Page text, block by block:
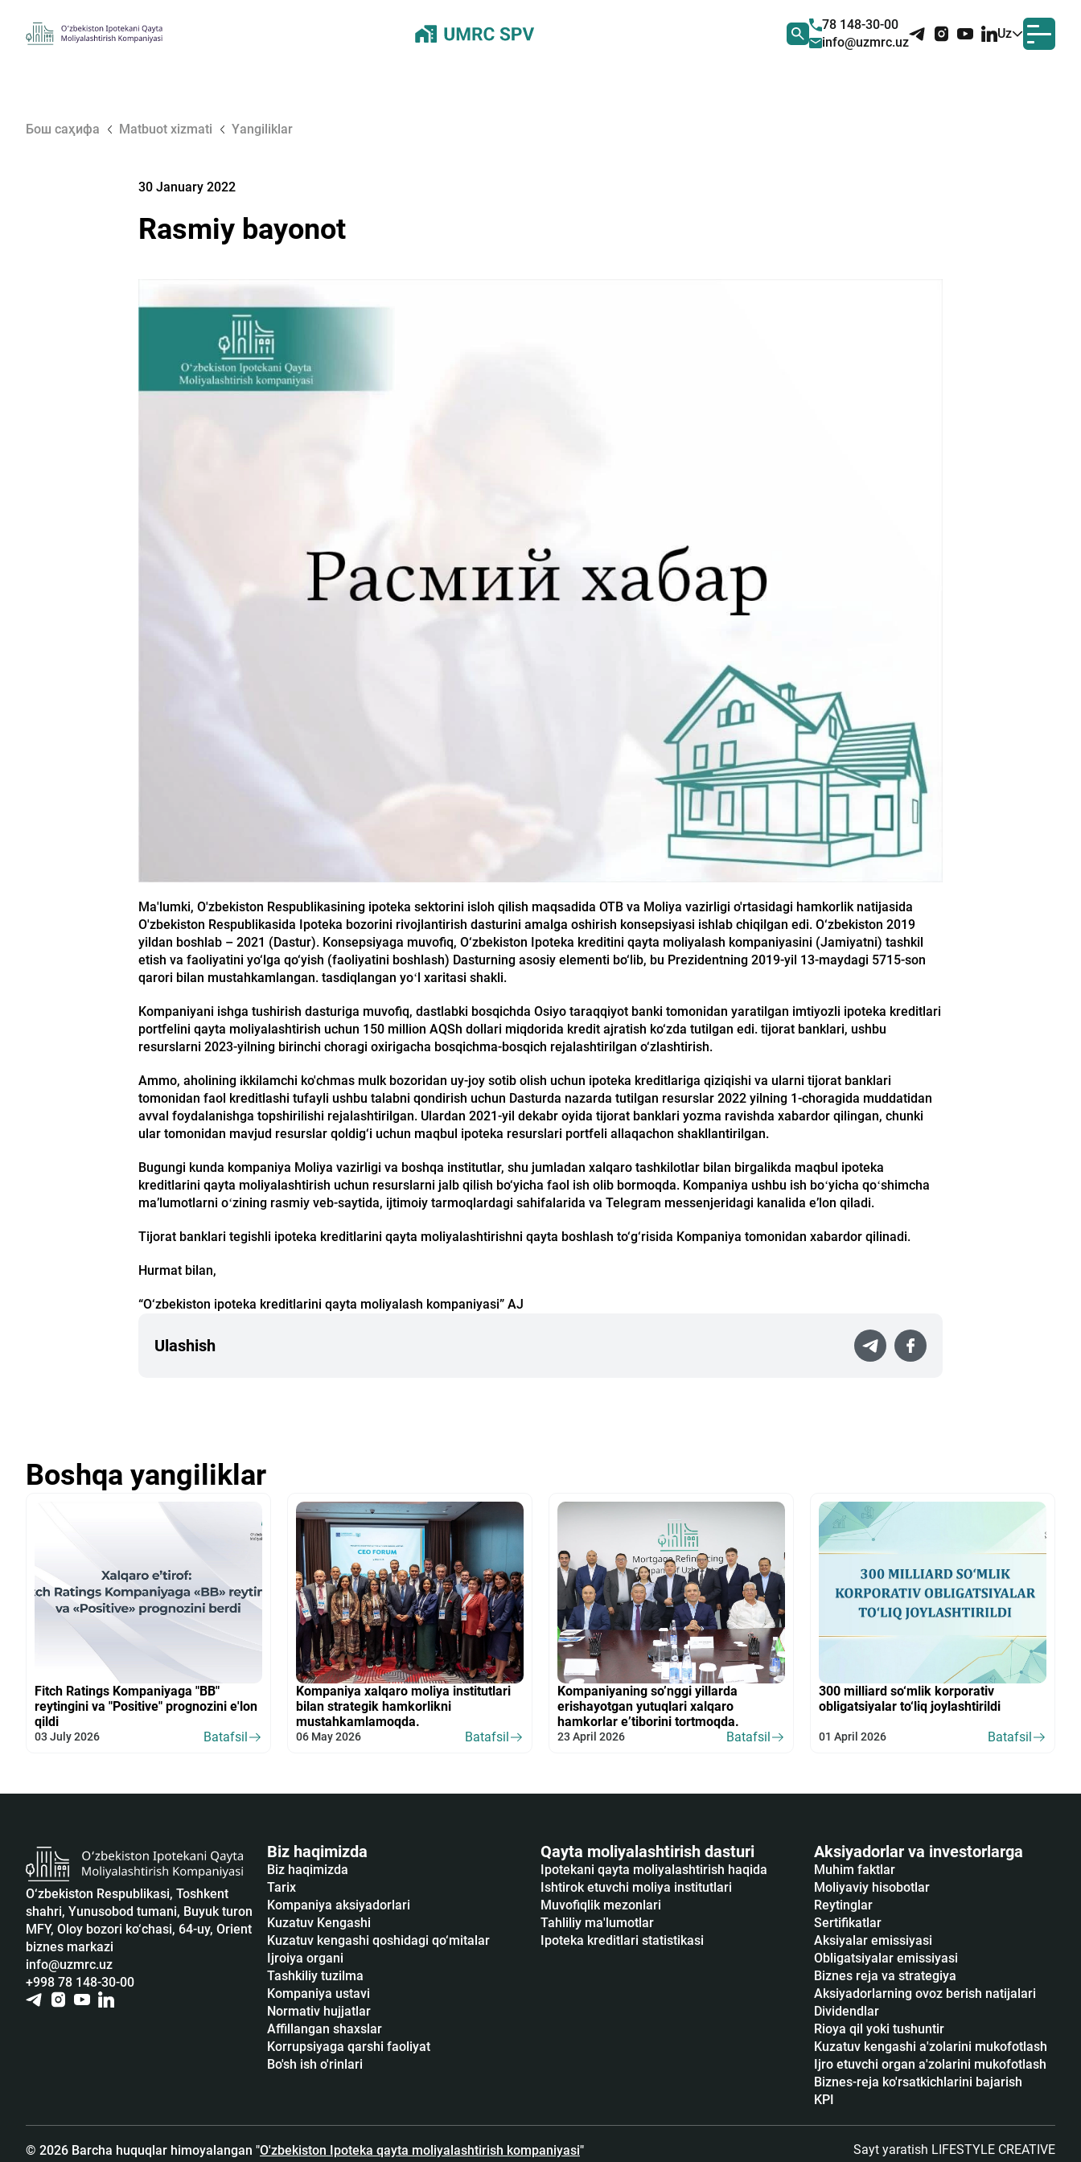
78 148-30-00
info@uzmrc.uz
Uz
Бош саҳифа Matbuot xizmati Yangiliklar
30 January 2022
Rasmiy bayonot
Ma'lumki, O'zbekiston Respublikasining ipoteka sektorini isloh qilish maqsadida OTB va Moliya vazirligi o'rtasidagi hamkorlik natijasida
O'zbekiston Respublikasida Ipoteka bozorini rivojlantirish dasturini amalga oshirish konsepsiyasi ishlab chiqilgan edi. O‘zbekiston 2019
yildan boshlab – 2021 (Dastur). Konsepsiyaga muvofiq, O‘zbekiston Ipoteka kreditini qayta moliyalash kompaniyasini (Jamiyatni) tashkil
etish va faoliyatini yo‘lga qo‘yish (faoliyatini boshlash) Dasturning asosiy elementi bo‘lib, bu Prezidentning 2019-yil 13-maydagi 5715-son
qarori bilan mustahkamlangan. tasdiqlangan yoʻl xaritasi shakli.
Kompaniyani ishga tushirish dasturiga muvofiq, dastlabki bosqichda Osiyo taraqqiyot banki tomonidan yaratilgan imtiyozli ipoteka kreditlari
portfelini qayta moliyalashtirish uchun 150 million AQSh dollari miqdorida kredit ajratish ko‘zda tutilgan edi. tijorat banklari, ushbu
resurslarni 2023-yilning birinchi choragi oxirigacha bosqichma-bosqich rejalashtirilgan o‘zlashtirish.
Ammo, aholining ikkilamchi ko'chmas mulk bozoridan uy-joy sotib olish uchun ipoteka kreditlariga qiziqishi va ularni tijorat banklari
tomonidan faol kreditlashi tufayli ushbu talabni qondirish uchun Dasturda nazarda tutilgan resurslar 2022 yilning 1-choragida muddatidan
avval foydalanishga topshirilishi rejalashtirilgan. Ulardan 2021-yil dekabr oyida tijorat banklari yozma ravishda xabardor qilingan, chunki
ular tomonidan mavjud resurslar qoldig‘i uchun maqbul ipoteka resurslari portfeli allaqachon shakllantirilgan.
Bugungi kunda kompaniya Moliya vazirligi va boshqa institutlar, shu jumladan xalqaro tashkilotlar bilan birgalikda maqbul ipoteka
kreditlarini qayta moliyalashtirish uchun resurslarni jalb qilish bo‘yicha faol ish olib bormoqda. Kompaniya ushbu ish boʻyicha qoʻshimcha
maʼlumotlarni oʻzining rasmiy veb-saytida, ijtimoiy tarmoqlardagi sahifalarida va Telegram messenjeridagi kanalida eʼlon qiladi.
Tijorat banklari tegishli ipoteka kreditlarini qayta moliyalashtirishni qayta boshlash to‘g‘risida Kompaniya tomonidan xabardor qilinadi.
Hurmat bilan,
“O‘zbekiston ipoteka kreditlarini qayta moliyalash kompaniyasi” AJ
Ulashish
Boshqa yangiliklar
Fitch Ratings Kompaniyaga "BB"
reytingini va "Positive" prognozini e'lon
qildi
03 July 2026 Batafsil
Kompaniya xalqaro moliya institutlari
bilan strategik hamkorlikni
mustahkamlamoqda.
06 May 2026 Batafsil
Kompaniyaning so’nggi yillarda
erishayotgan yutuqlari xalqaro
hamkorlar e’tiborini tortmoqda.
23 April 2026 Batafsil
300 milliard so‘mlik korporativ
obligatsiyalar to‘liq joylashtirildi
01 April 2026 Batafsil
O‘zbekiston Respublikasi, Toshkent
shahri, Yunusobod tumani, Buyuk turon
MFY, Oloy bozori ko‘chasi, 64-uy, Orient
biznes markazi
info@uzmrc.uz
+998 78 148-30-00
Biz haqimizda
Biz haqimizda
Tarix
Kompaniya aksiyadorlari
Kuzatuv Kengashi
Kuzatuv kengashi qoshidagi qo‘mitalar
Ijroiya organi
Tashkiliy tuzilma
Kompaniya ustavi
Normativ hujjatlar
Affillangan shaxslar
Korrupsiyaga qarshi faoliyat
Bo'sh ish o'rinlari
Qayta moliyalashtirish dasturi
Ipotekani qayta moliyalashtirish haqida
Ishtirok etuvchi moliya institutlari
Muvofiqlik mezonlari
Tahliliy ma'lumotlar
Ipoteka kreditlari statistikasi
Aksiyadorlar va investorlarga
Muhim faktlar
Moliyaviy hisobotlar
Reytinglar
Sertifikatlar
Аksiyalar emissiyasi
Obligatsiyalar emissiyasi
Biznes reja va strategiya
Aksiyadorlarning ovoz berish natijalari
Dividendlar
Rioya qil yoki tushuntir
Kuzatuv kengashi a'zolarini mukofotlash
Ijro etuvchi organ a'zolarini mukofotlash
Biznes-reja ko'rsatkichlarini bajarish
KPI
© 2026 Barcha huquqlar himoyalangan "O'zbekiston Ipoteka qayta moliyalashtirish kompaniyasi"
Sayt yaratish LIFESTYLE CREATIVE